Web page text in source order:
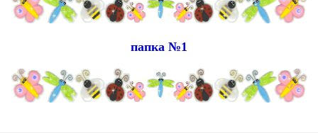
папка №1